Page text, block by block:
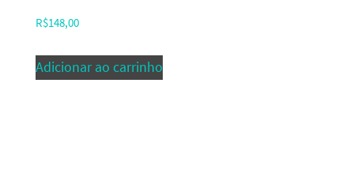
R$148,00
Adicionar ao carrinho